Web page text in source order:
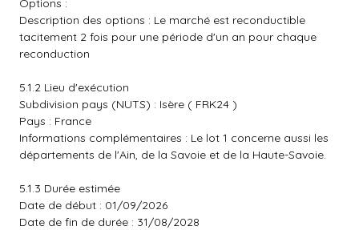
Options :
Description des options : Le marché est reconductible
tacitement 2 fois pour une période d'un an pour chaque
reconduction
5.1.2 Lieu d'exécution
Subdivision pays (NUTS) : Isère ( FRK24 )
Pays : France
Informations complémentaires : Le lot 1 concerne aussi les
départements de l'Ain, de la Savoie et de la Haute-Savoie.
5.1.3 Durée estimée
Date de début : 01/09/2026
Date de fin de durée : 31/08/2028